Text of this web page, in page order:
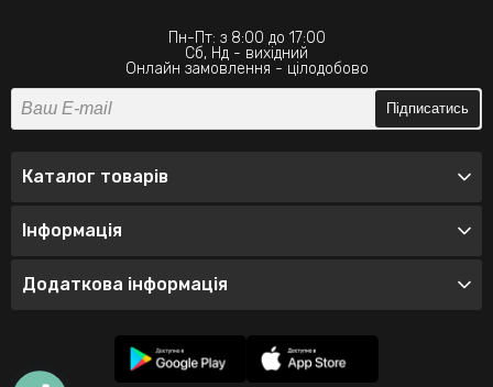
Пн-Пт: з 8:00 до 17:00
Сб, Нд - вихідний
Онлайн замовлення - цілодобово
Підписатись
Каталог товарів
Інформація
Додаткова інформація